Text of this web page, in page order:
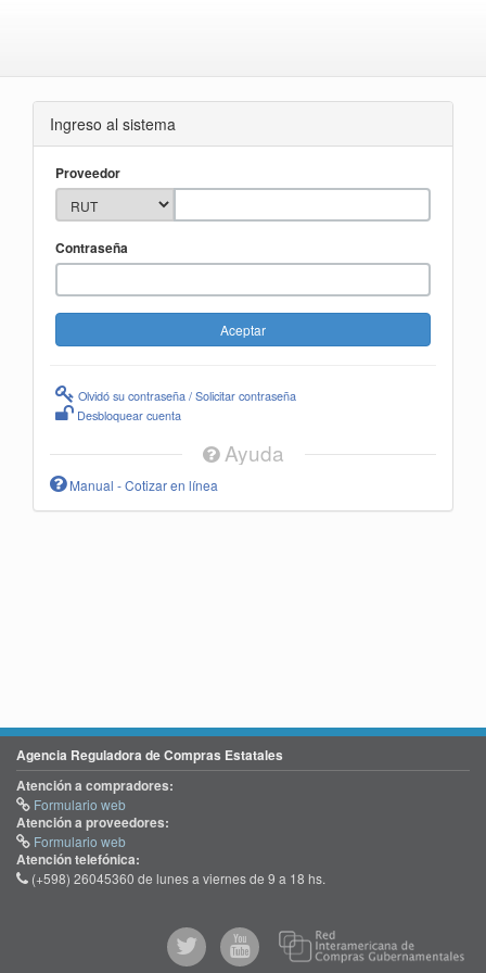
Ingreso al sistema
Proveedor
Contraseña
Olvidó su contraseña / Solicitar contraseña
Desbloquear cuenta
Ayuda
Manual - Cotizar en línea
Agencia Reguladora de Compras Estatales
Atención a compradores:
Formulario web
Atención a proveedores:
Formulario web
Atención telefónica:
(+598) 26045360 de lunes a viernes de 9 a 18 hs.
@comprasgubuy
ACCE